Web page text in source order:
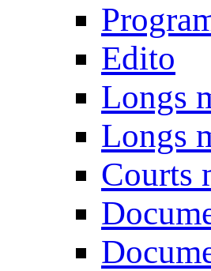
Edito
Longs
Longs
Courts